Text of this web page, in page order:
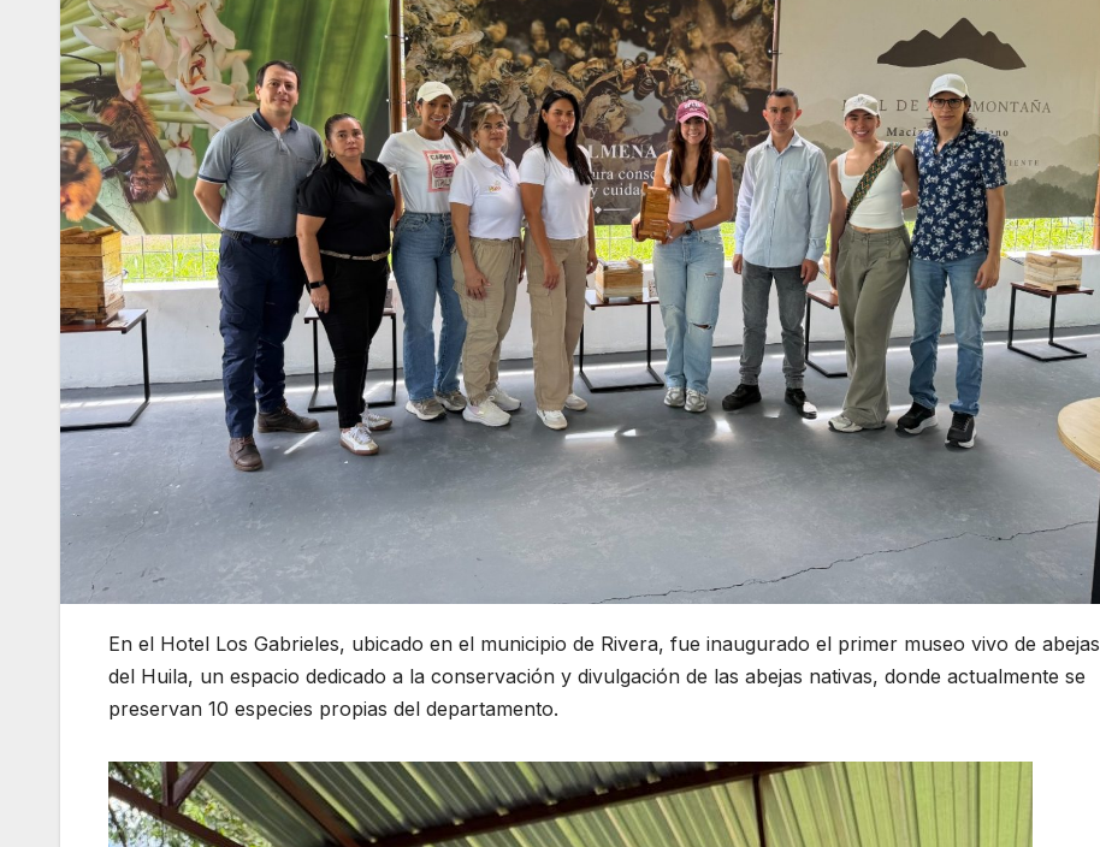
En el Hotel Los Gabrieles, ubicado en el municipio de Rivera, fue inaugurado el primer museo vivo de abejas
del Huila, un espacio dedicado a la conservación y divulgación de las abejas nativas, donde actualmente se
preservan 10 especies propias del departamento.